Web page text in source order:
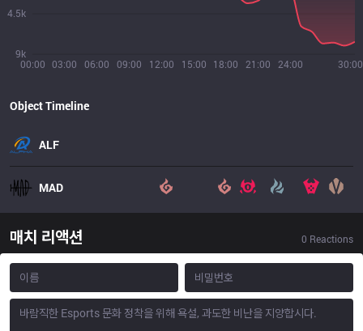
00:00 03:00 06:00 09:00 12:00 15:00 18:00 21:00 24:00 30:00
9k
4.5k
Object Timeline
ALF
MAD
매치 리액션 0 Reactions